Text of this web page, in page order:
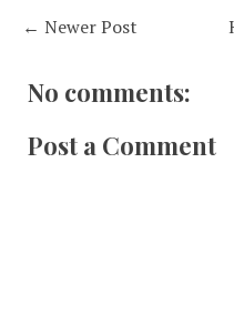
← Newer Post
No comments:
Post a Comment